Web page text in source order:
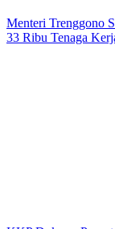
Menteri Trenggono
33 Ribu Tenaga